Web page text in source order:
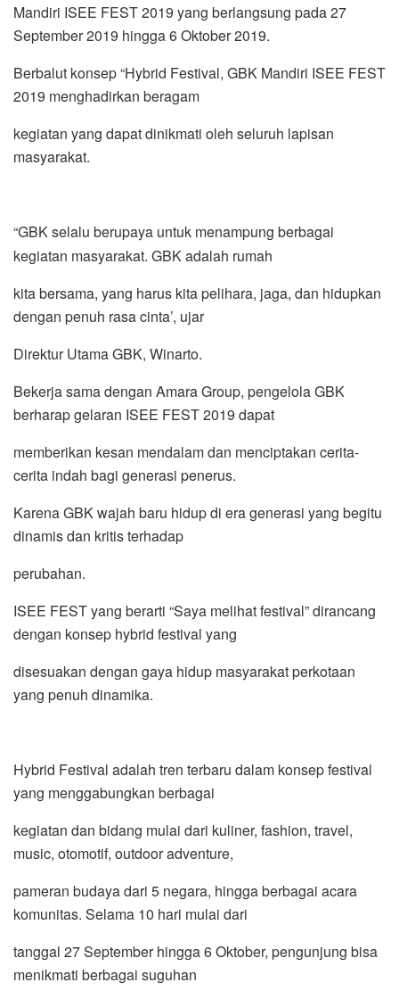
Mandiri ISEE FEST 2019 yang berlangsung pada 27
September 2019 hingga 6 Oktober 2019.
Berbalut konsep “Hybrid Festival, GBK Mandiri ISEE FEST
2019 menghadirkan beragam
kegiatan yang dapat dinikmati oleh seluruh lapisan
masyarakat.
“GBK selalu berupaya untuk menampung berbagai
kegiatan masyarakat. GBK adalah rumah
kita bersama, yang harus kita pelihara, jaga, dan hidupkan
dengan penuh rasa cinta’, ujar
Direktur Utama GBK, Winarto.
Bekerja sama dengan Amara Group, pengelola GBK
berharap gelaran ISEE FEST 2019 dapat
memberikan kesan mendalam dan menciptakan cerita-
cerita indah bagi generasi penerus.
Karena GBK wajah baru hidup di era generasi yang begitu
dinamis dan kritis terhadap
perubahan.
ISEE FEST yang berarti “Saya melihat festival” dirancang
dengan konsep hybrid festival yang
disesuakan dengan gaya hidup masyarakat perkotaan
yang penuh dinamika.
Hybrid Festival adalah tren terbaru dalam konsep festival
yang menggabungkan berbagai
kegiatan dan bidang mulai dari kuliner, fashion, travel,
music, otomotif, outdoor adventure,
pameran budaya dari 5 negara, hingga berbagai acara
komunitas. Selama 10 hari mulai dari
tanggal 27 September hingga 6 Oktober, pengunjung bisa
menikmati berbagai suguhan